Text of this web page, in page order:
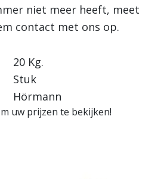
niet meer heeft, meet
contact met ons op.
20 Kg.
Stuk
Hörmann
uw prijzen te bekijken!